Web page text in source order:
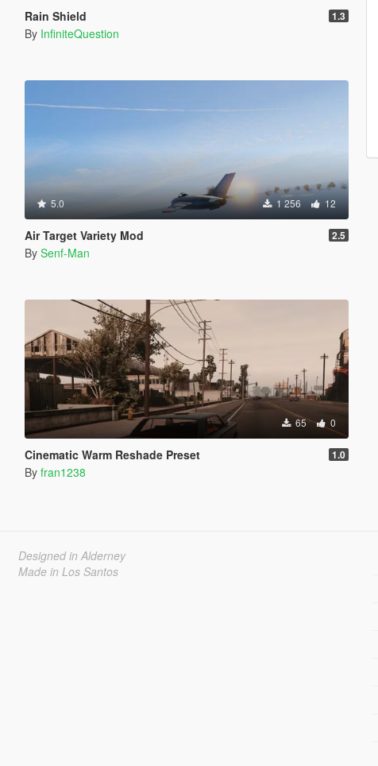
Rain Shield 1.3
By InfiniteQuestion
5.0 1 256 12
Air Target Variety Mod 2.5
By Senf-Man
65 0
Cinematic Warm Reshade Preset 1.0
By fran1238
Designed in Alderney
Made in Los Santos